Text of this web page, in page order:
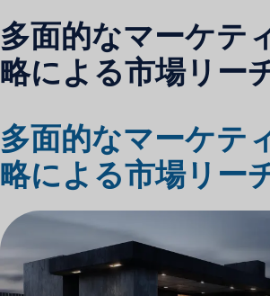
多面的なマーケテ
略による市場リー
多面的なマーケテ
略による市場リー